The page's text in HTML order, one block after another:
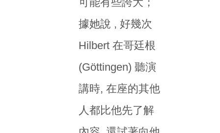
據她說 , 好幾次
Hilbert 在哥廷根
(Göttingen) 聽演
講時, 在座的其他
人都比他先了解